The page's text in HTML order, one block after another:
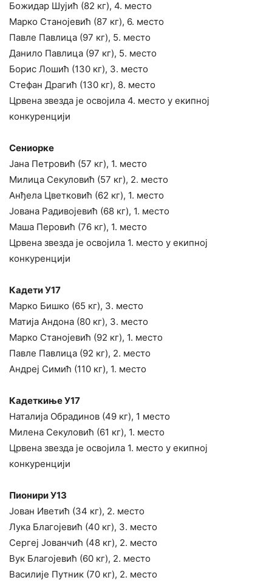
Божидар Шујић (82 кг), 4. место
Марко Станојевић (87 кг), 6. место
Павле Павлица (97 кг), 5. место
Данило Павлица (97 кг), 5. место
Борис Лошић (130 кг), 3. место
Стефан Драгић (130 кг), 8. место
Црвена звезда је освојила 4. место у екипној
конкуренцији
Сениорке
Јана Петровић (57 кг), 1. место
Милица Секуловић (57 кг), 2. место
Анђела Цветковић (62 кг), 1. место
Јована Радивојевић (68 кг), 1. место
Маша Перовић (76 кг), 1. место
Црвена звезда је освојила 1. место у екипној
конкуренцији
Кадети У17
Марко Бишко (65 кг), 3. место
Матија Андона (80 кг), 3. место
Марко Станојевић (92 кг), 1. место
Павле Павлица (92 кг), 2. место
Андреј Симић (110 кг), 1. место
Кадеткиње У17
Наталија Обрадинов (49 кг), 1 место
Милена Секуловић (61 кг), 1. место
Црвена звезда је освојила 1. место у екипној
конкуренцији
Пионири У13
Јован Иветић (34 кг), 2. место
Лука Благојевић (40 кг), 3. место
Сергеј Јованчић (48 кг), 2. место
Вук Благојевић (60 кг), 2. место
Василије Путник (70 кг), 2. место